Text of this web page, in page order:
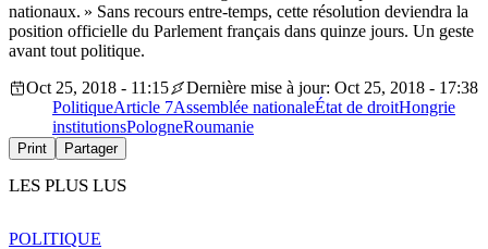
nationaux. » Sans recours entre-temps, cette résolution deviendra la
position officielle du Parlement français dans quinze jours. Un geste
avant tout politique.
Oct 25, 2018 - 11:15
Dernière mise à jour: Oct 25, 2018 - 17:38
PolitiqueArticle 7Assemblée nationaleÉtat de droitHongrie
institutionsPologneRoumanie
Print Partager
LES PLUS LUS
POLITIQUE